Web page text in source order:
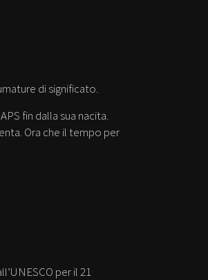
di significato.
fin dalla sua nacita.
Ora che il tempo per
per il 21